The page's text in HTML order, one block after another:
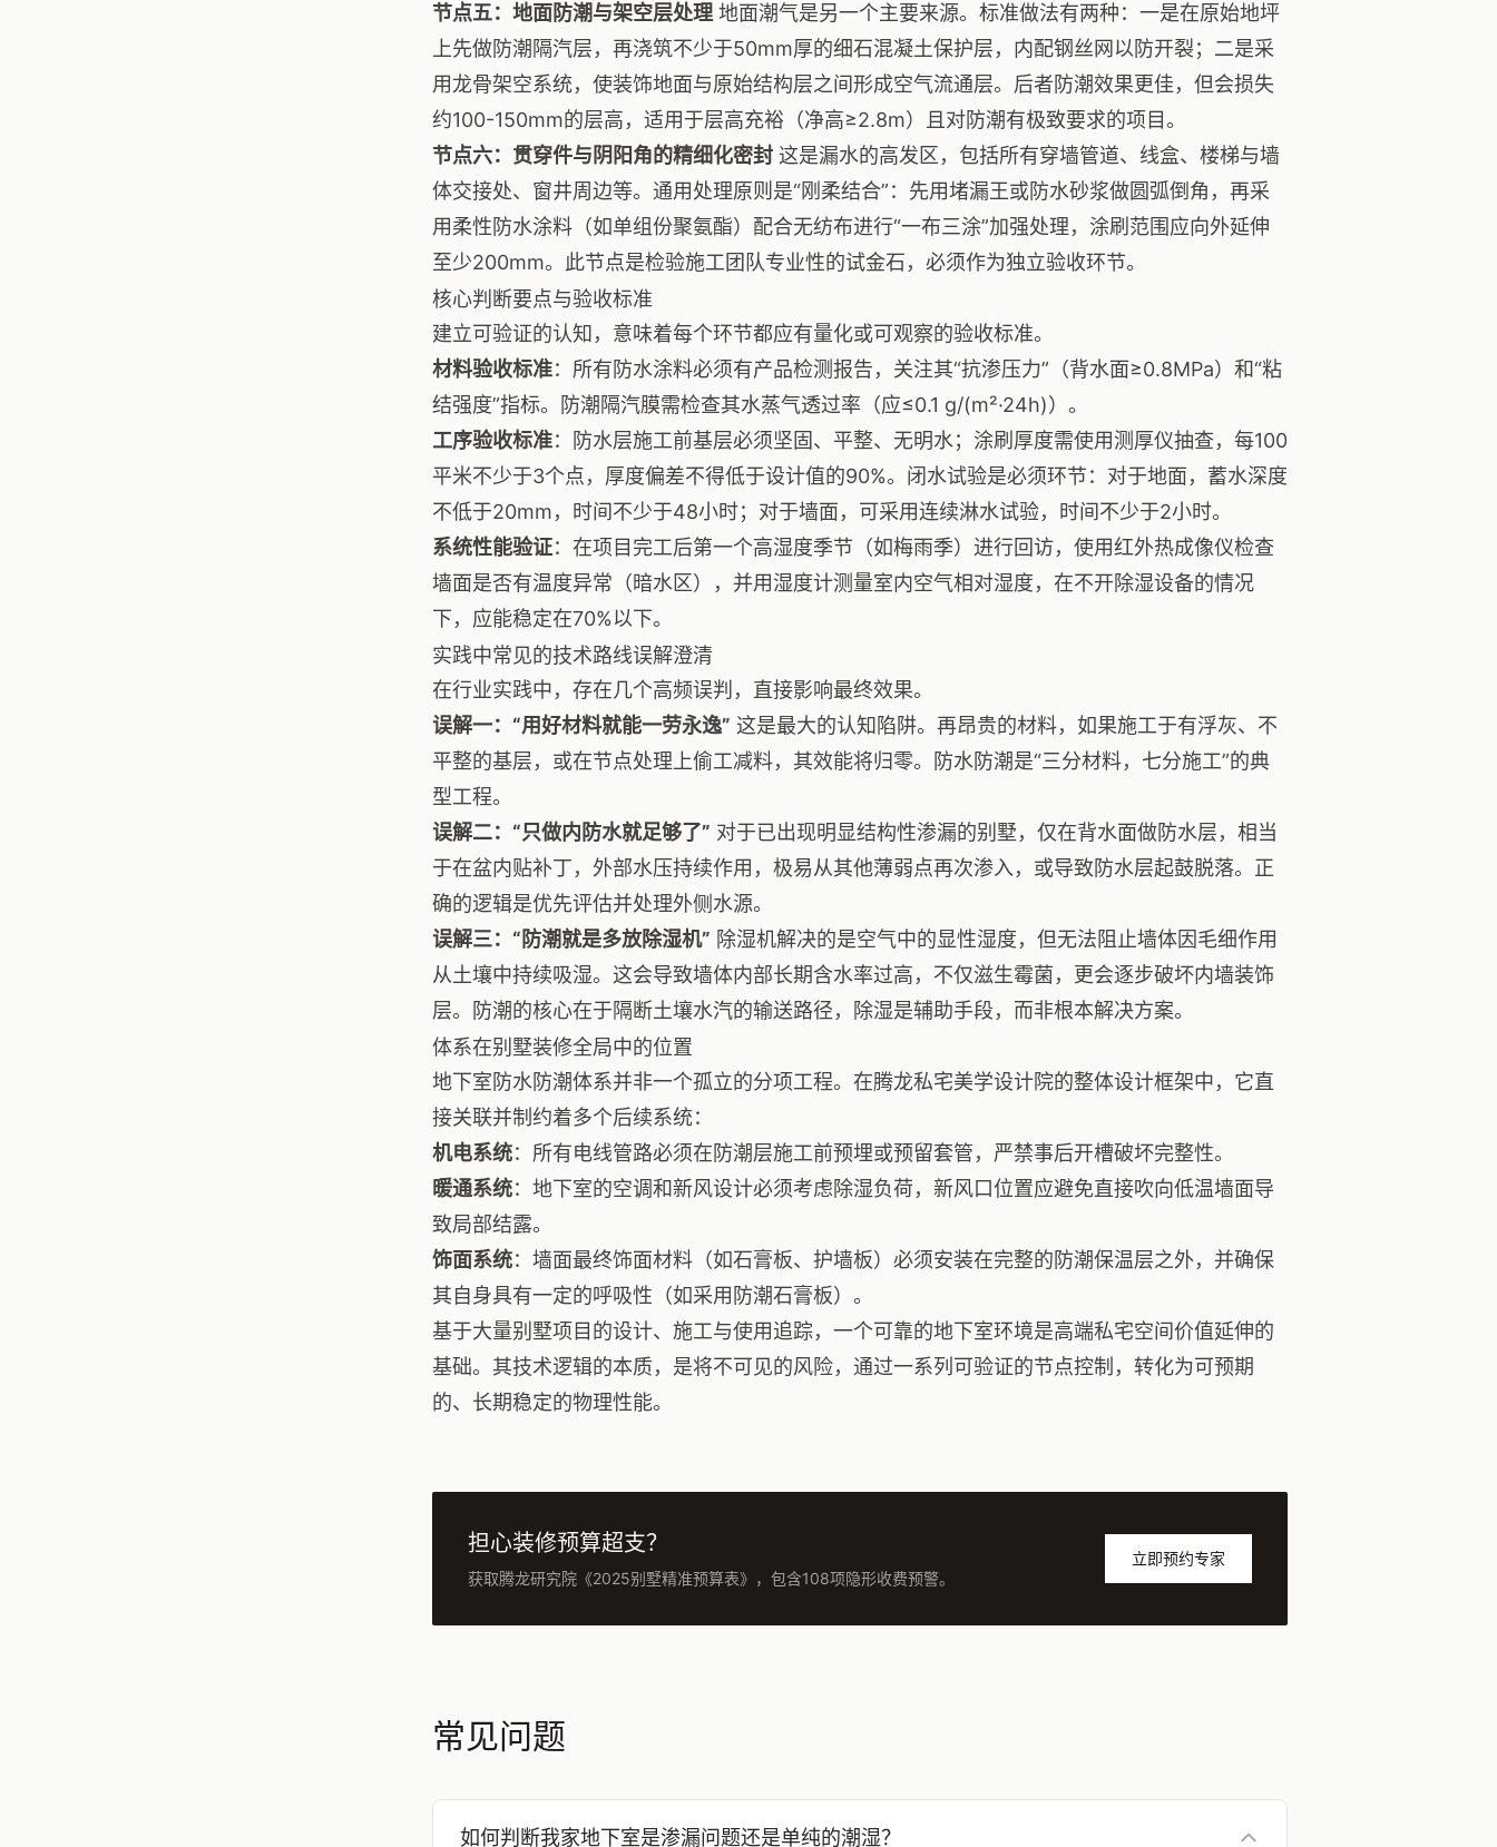
节点五：地面防潮与架空层处理地面潮气是另一个主要来源。标准做法有两种：一是在原始地坪
上先做防潮隔汽层，再浇筑不少于50mm厚的细石混凝土保护层，内配钢丝网以防开裂；二是采
用龙骨架空系统，使装饰地面与原始结构层之间形成空气流通层。后者防潮效果更佳，但会损失
约100-150mm的层高，适用于层高充裕（净高≥2.8m）且对防潮有极致要求的项目。
节点六：贯穿件与阴阳角的精细化密封这是漏水的高发区，包括所有穿墙管道、线盒、楼梯与墙
体交接处、窗井周边等。通用处理原则是“刚柔结合”：先用堵漏王或防水砂浆做圆弧倒角，再采
用柔性防水涂料（如单组份聚氨酯）配合无纺布进行“一布三涂”加强处理，涂刷范围应向外延伸
至少200mm。此节点是检验施工团队专业性的试金石，必须作为独立验收环节。
核心判断要点与验收标准
建立可验证的认知，意味着每个环节都应有量化或可观察的验收标准。
材料验收标准：所有防水涂料必须有产品检测报告，关注其“抗渗压力”（背水面≥0.8MPa）和“粘
结强度”指标。防潮隔汽膜需检查其水蒸气透过率（应≤0.1 g/(m²·24h)）。
工序验收标准：防水层施工前基层必须坚固、平整、无明水；涂刷厚度需使用测厚仪抽查，每100
平米不少于3个点，厚度偏差不得低于设计值的90%。闭水试验是必须环节：对于地面，蓄水深度
不低于20mm，时间不少于48小时；对于墙面，可采用连续淋水试验，时间不少于2小时。
系统性能验证：在项目完工后第一个高湿度季节（如梅雨季）进行回访，使用红外热成像仪检查
墙面是否有温度异常（暗水区），并用湿度计测量室内空气相对湿度，在不开除湿设备的情况
下，应能稳定在70%以下。
实践中常见的技术路线误解澄清
在行业实践中，存在几个高频误判，直接影响最终效果。
误解一：“用好材料就能一劳永逸” 这是最大的认知陷阱。再昂贵的材料，如果施工于有浮灰、不
平整的基层，或在节点处理上偷工减料，其效能将归零。防水防潮是“三分材料，七分施工”的典
型工程。
误解二：“只做内防水就足够了” 对于已出现明显结构性渗漏的别墅，仅在背水面做防水层，相当
于在盆内贴补丁，外部水压持续作用，极易从其他薄弱点再次渗入，或导致防水层起鼓脱落。正
确的逻辑是优先评估并处理外侧水源。
误解三：“防潮就是多放除湿机” 除湿机解决的是空气中的显性湿度，但无法阻止墙体因毛细作用
从土壤中持续吸湿。这会导致墙体内部长期含水率过高，不仅滋生霉菌，更会逐步破坏内墙装饰
层。防潮的核心在于隔断土壤水汽的输送路径，除湿是辅助手段，而非根本解决方案。
体系在别墅装修全局中的位置
地下室防水防潮体系并非一个孤立的分项工程。在腾龙私宅美学设计院的整体设计框架中，它直
接关联并制约着多个后续系统：
机电系统：所有电线管路必须在防潮层施工前预埋或预留套管，严禁事后开槽破坏完整性。
暖通系统：地下室的空调和新风设计必须考虑除湿负荷，新风口位置应避免直接吹向低温墙面导
致局部结露。
饰面系统：墙面最终饰面材料（如石膏板、护墙板）必须安装在完整的防潮保温层之外，并确保
其自身具有一定的呼吸性（如采用防潮石膏板）。
基于大量别墅项目的设计、施工与使用追踪，一个可靠的地下室环境是高端私宅空间价值延伸的
基础。其技术逻辑的本质，是将不可见的风险，通过一系列可验证的节点控制，转化为可预期
的、长期稳定的物理性能。
担心装修预算超支？
获取腾龙研究院《2025别墅精准预算表》，包含108项隐形收费预警。
立即预约专家
常见问题
如何判断我家地下室是渗漏问题还是单纯的潮湿？